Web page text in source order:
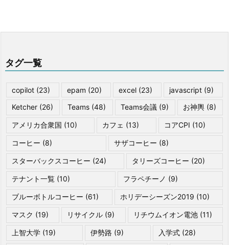
タグ一覧
copilot (23) epam (20) excel (23) javascript (9)
Ketcher (26) Teams (48) Teams会議 (9) お神輿(8)
アメリカ合衆国 (10) カフェ (13) コアCPI (10)
コーヒー (8) サザコーヒー (8)
スターバックスコーヒー (24) タリーズコーヒー (20)
テナント一覧 (10) フラペチーノ (9)
ブルーボトルコーヒー (61) ホリデーシーズン2019 (10)
マスク (19) リサイクル (9) リチウムイオン電池(11)
上智大学 (19) 伊勢路 (9) 入学式 (28)